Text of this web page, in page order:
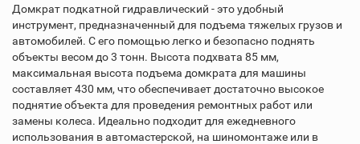
Домкрат подкатной гидравлический - это удобный
инструмент, предназначенный для подъема тяжелых грузов и
автомобилей. С его помощью легко и безопасно поднять
объекты весом до 3 тонн. Высота подхвата 85 мм,
максимальная высота подъема домкрата для машины
составляет 430 мм, что обеспечивает достаточно высокое
поднятие объекта для проведения ремонтных работ или
замены колеса. Идеально подходит для ежедневного
использования в автомастерской, на шиномонтаже или в